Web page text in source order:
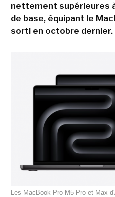
nettement supérieures
de base, équipant le
sorti en octobre dernier.
Les MacBook Pro M5 Pro et Max